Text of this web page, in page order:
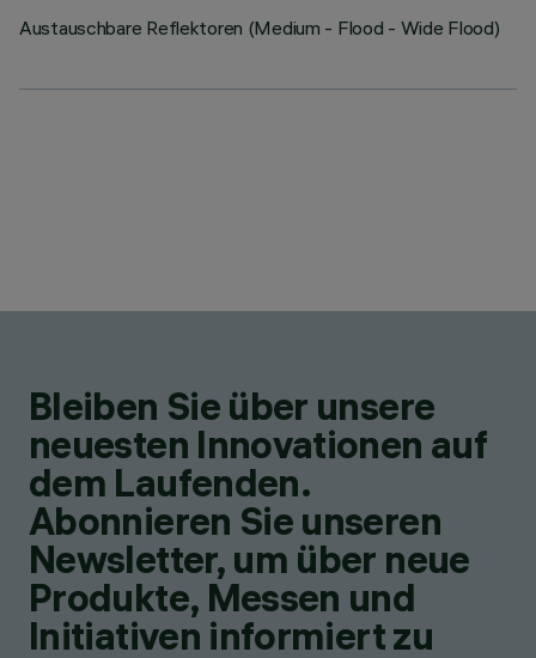
Austauschbare Reflektoren (Medium - Flood - Wide Flood)
Bleiben Sie über unsere
neuesten Innovationen auf
dem Laufenden.
Abonnieren Sie unseren
Newsletter, um über neue
Produkte, Messen und
Initiativen informiert zu